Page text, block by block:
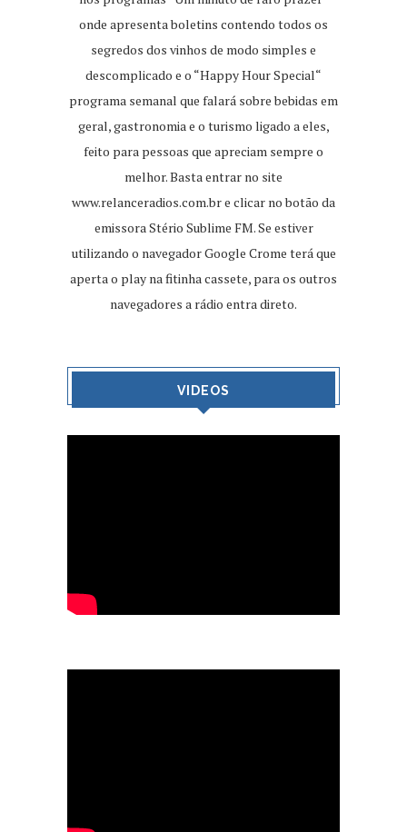
onde apresenta boletins contendo todos os
segredos dos vinhos de modo simples e
descomplicado e o “Happy Hour Special“
programa semanal que falará sobre bebidas em
geral, gastronomia e o turismo ligado a eles,
feito para pessoas que apreciam sempre o
melhor. Basta entrar no site
www.relanceradios.com.bre clicar no botão da
emissora Stério Sublime FM. Se estiver
utilizando o navegador Google Crome terá que
aperta o play na fitinha cassete, para os outros
navegadores a rádio entra direto.
VIDEOS